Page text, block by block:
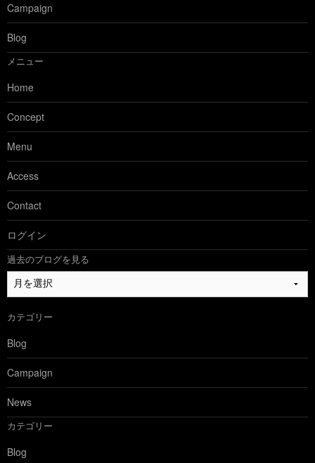
Campaign
Blog
メニュー
Home
Concept
Menu
Access
Contact
ログイン
過去のブログを見る
過
去
ブ
ロ
グ
を
見
る
カテゴリー
Blog
Campaign
News
カテゴリー
Blog